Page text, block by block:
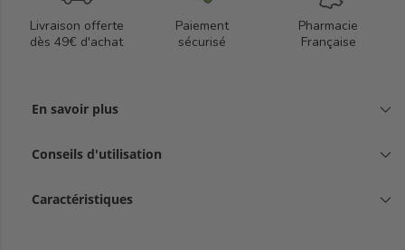
Livraison offerte
dès 49€ d'achat
Paiement
sécurisé
Pharmacie
Française
En savoir plus
Conseils d'utilisation
Caractéristiques